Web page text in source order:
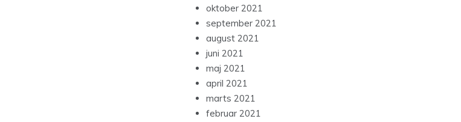
oktober 2021
september 2021
august 2021
juni 2021
maj 2021
april 2021
marts 2021
februar 2021